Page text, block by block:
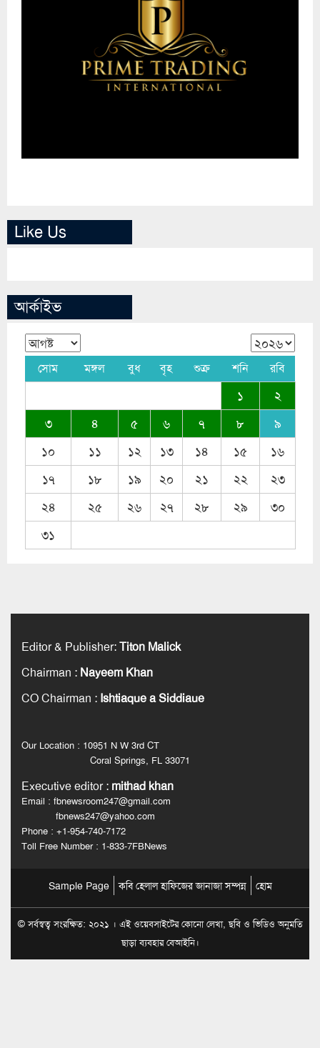
Like Us
আর্কাইভ
সোম মঙ্গল বুধ বৃহ শুক্র শনি রবি
১
২
৩
৪ ৫ ৬ ৭ ৮
৯
১০
১১ ১২ ১৩ ১৪ ১৫
১৬
১৭
১৮ ১৯ ২০ ২১ ২২
২৩
২৪
২৫ ২৬ ২৭ ২৮ ২৯
৩০
৩১
Editor & Publisher:Titon Malick
Chairman : Nayeem Khan
CO Chairman : Ishtiaque a Siddiaue
Our Location : 10951 N W 3rd CT
Coral Springs, FL 33071
Executive editor: mithad khan
Email : fbnewsroom247@gmail.com
fbnews247@yahoo.com
Phone : +1-954-740-7172
Toll Free Number : 1-833-7FBNews
Sample Page কবি হেলাল হাফিজের জানাজা সম্পন্ন হোম
© সর্বস্বত্ব সংরক্ষিত: ২০২১ । এই ওয়েবসাইটের কোনো লেখা, ছবি ও ভিডিও অনুমতি
ছাড়া ব্যবহার বেআইনি।